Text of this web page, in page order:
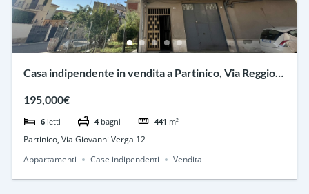
Casa indipendente in vendita a Partinico, Via Reggio
195,000€
6 letti 4 bagni 441 m²
Partinico, Via Giovanni Verga 12
Appartamenti
Case indipendenti Vendita